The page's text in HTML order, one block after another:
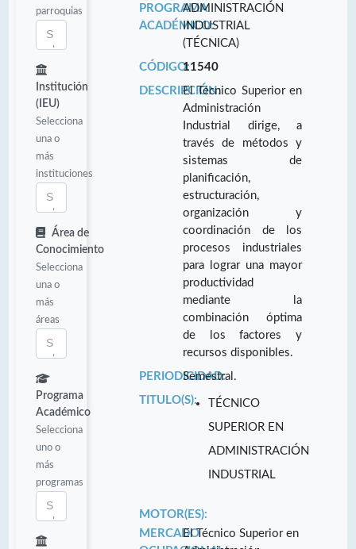
parroquias
Institución
(IEU)
Selecciona
una o
más
instituciones
Área de
Conocimiento
Selecciona
una o
más
áreas
Programa
Académico
Selecciona
uno o
más
programas
PROGRAMA
ACADÉMICO:
ADMINISTRACIÓN
INDUSTRIAL
(TÉCNICA)
CÓDIGO:11540
DESCRIPCIÓN:El Técnico Superior en
Administración
Industrial dirige, a
través de métodos y
sistemas de
planificación,
estructuración,
organización y
coordinación de los
procesos industriales
para lograr una mayor
productividad
mediante la
combinación óptima
de los factores y
recursos disponibles.
PERIODICIDAD:
Semestral.
TITULO(S):
TÉCNICO
SUPERIOR EN
ADMINISTRACIÓN
INDUSTRIAL
MOTOR(ES):
MERCADOEl Técnico Superior en